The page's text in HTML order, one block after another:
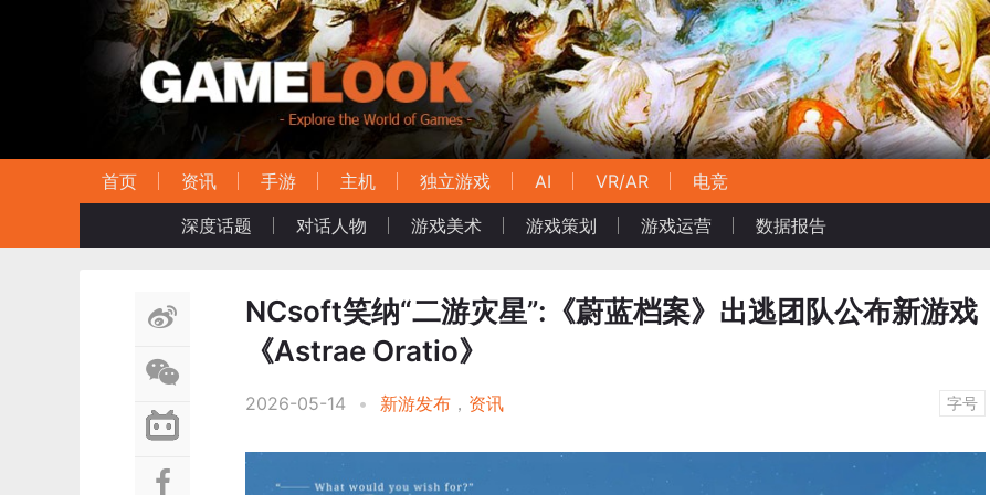
首页 资讯 手游 主机 独立游戏 AI VR/AR
电竞
深度话题
对话人物 游戏美术 游戏策划 游戏运营 数据报告
NCsoft笑纳“二游灾星”:《蔚蓝档案》出逃团队公布新游戏
《Astrae Oratio》
2026-05-14 • 新游发布 ， 资讯 字号